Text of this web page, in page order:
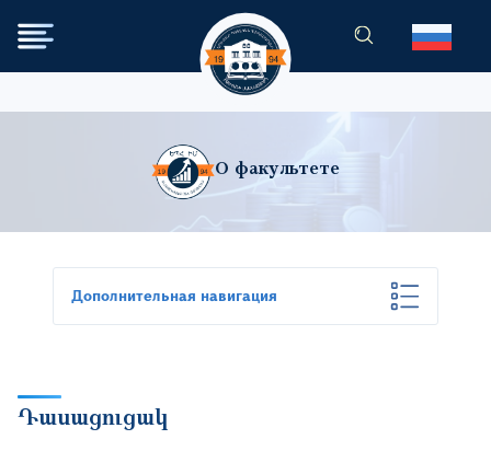
Перейти к основному
О факультете
Дополнительная навигация
Դասացուցակ